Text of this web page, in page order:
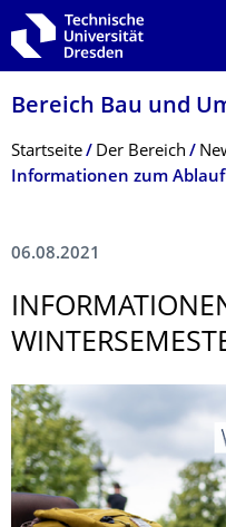
Zur Hauptnavigation springen
Zur Suche springen
Zum Inhalt springen
Bereich Bau und
Breadcrumb-Menü
Startseite Der Bereich
Informationen zum
06.08.2021